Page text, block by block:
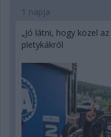
1 napja
„Jó látni, hogy közel
pletykákról